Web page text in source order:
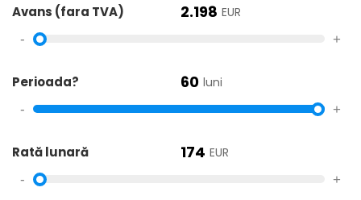
Avans (fara TVA) 2.198 EUR
- +
Perioada? 60 luni
- +
Rată lunară 174 EUR
- +